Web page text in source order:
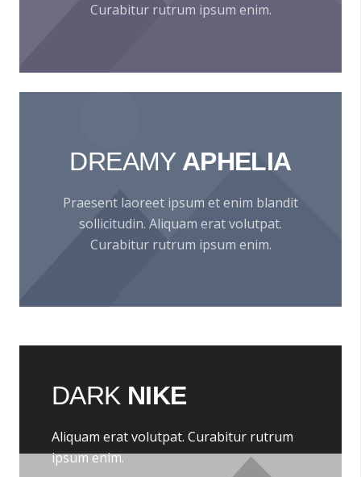
Curabitur rutrum ipsum enim.
DREAMY APHELIA
Praesent laoreet ipsum et enim blandit
sollicitudin. Aliquam erat volutpat.
Curabitur rutrum ipsum enim.
DARK NIKE
Aliquam erat volutpat. Curabitur rutrum
ipsum enim.